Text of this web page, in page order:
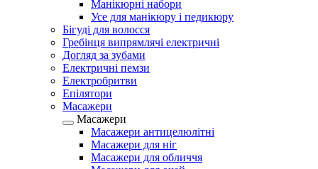
Манікюрні набори
Усе для манікюру і педикюру
Бігуді для волосся
Гребінця випрямлячі електричні
Догляд за зубами
Електричні пемзи
Електробритви
Епілятори
Масажери
Масажери
Масажери антицелюлітні
Масажери для ніг
Масажери для обличчя